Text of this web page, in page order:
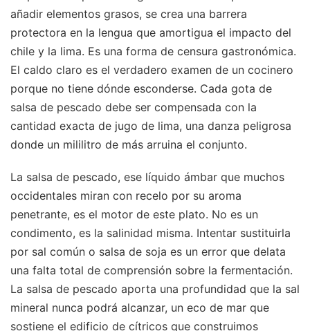
añadir elementos grasos, se crea una barrera
protectora en la lengua que amortigua el impacto del
chile y la lima. Es una forma de censura gastronómica.
El caldo claro es el verdadero examen de un cocinero
porque no tiene dónde esconderse. Cada gota de
salsa de pescado debe ser compensada con la
cantidad exacta de jugo de lima, una danza peligrosa
donde un mililitro de más arruina el conjunto.
La salsa de pescado, ese líquido ámbar que muchos
occidentales miran con recelo por su aroma
penetrante, es el motor de este plato. No es un
condimento, es la salinidad misma. Intentar sustituirla
por sal común o salsa de soja es un error que delata
una falta total de comprensión sobre la fermentación.
La salsa de pescado aporta una profundidad que la sal
mineral nunca podrá alcanzar, un eco de mar que
sostiene el edificio de cítricos que construimos